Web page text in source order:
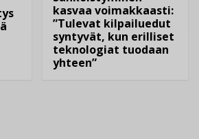
kasvaa voimakkaasti:
”Tulevat kilpailuedut
syntyvät, kun erilliset
teknologiat tuodaan
yhteen”